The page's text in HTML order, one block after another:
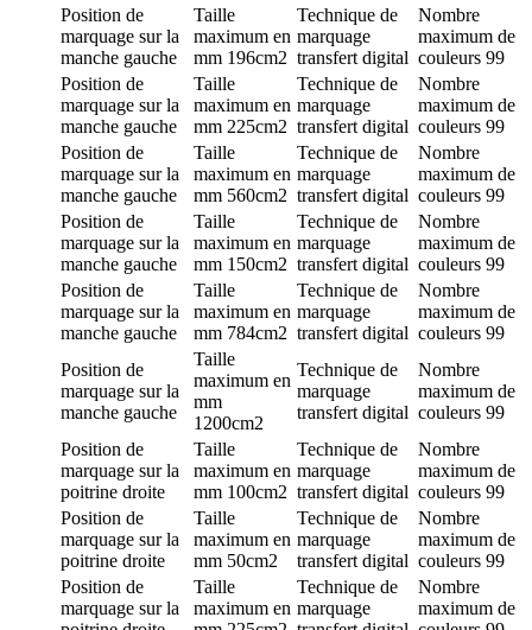
Position de
marquage sur la
manche gauche
Taille
maximum en
mm 196cm2
Technique de
marquage
transfert digital
Nombre
maximum de
couleurs 99
Position de
marquage sur la
manche gauche
Taille
maximum en
mm 225cm2
Technique de
marquage
transfert digital
Nombre
maximum de
couleurs 99
Position de
marquage sur la
manche gauche
Taille
maximum en
mm 560cm2
Technique de
marquage
transfert digital
Nombre
maximum de
couleurs 99
Position de
marquage sur la
manche gauche
Taille
maximum en
mm 150cm2
Technique de
marquage
transfert digital
Nombre
maximum de
couleurs 99
Position de
marquage sur la
manche gauche
Taille
maximum en
mm 784cm2
Technique de
marquage
transfert digital
Nombre
maximum de
couleurs 99
Position de
marquage sur la
manche gauche
Taille
maximum en
mm
1200cm2
Technique de
marquage
transfert digital
Nombre
maximum de
couleurs 99
Position de
marquage sur la
poitrine droite
Taille
maximum en
mm 100cm2
Technique de
marquage
transfert digital
Nombre
maximum de
couleurs 99
Position de
marquage sur la
poitrine droite
Taille
maximum en
mm 50cm2
Technique de
marquage
transfert digital
Nombre
maximum de
couleurs 99
Position de
marquage sur la
Taille
maximum en
Technique de
marquage
Nombre
maximum de